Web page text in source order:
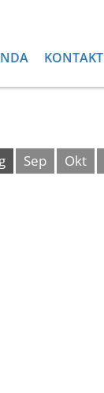
KONTAKT
Sep Okt